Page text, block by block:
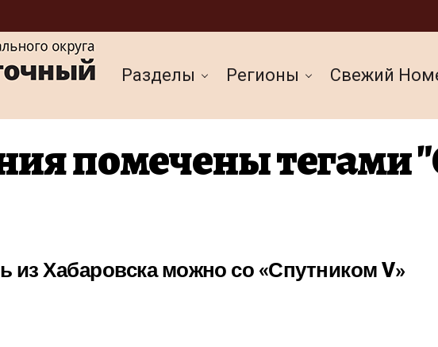
Разделы Регионы Cвежий
помечены тегами
из Хабаровска можно со «Спутником V»